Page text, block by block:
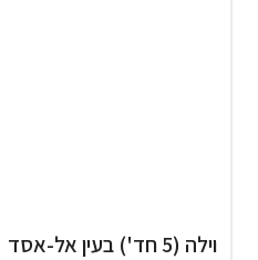
וילה (5 חד') בעין אל-אסד